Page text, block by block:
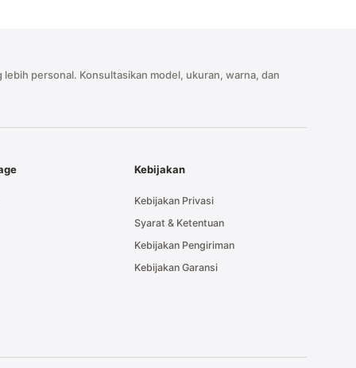
personal. Konsultasikan model, ukuran, warna, dan
Kebijakan
Kebijakan Privasi
Syarat & Ketentuan
Kebijakan Pengiriman
Kebijakan Garansi